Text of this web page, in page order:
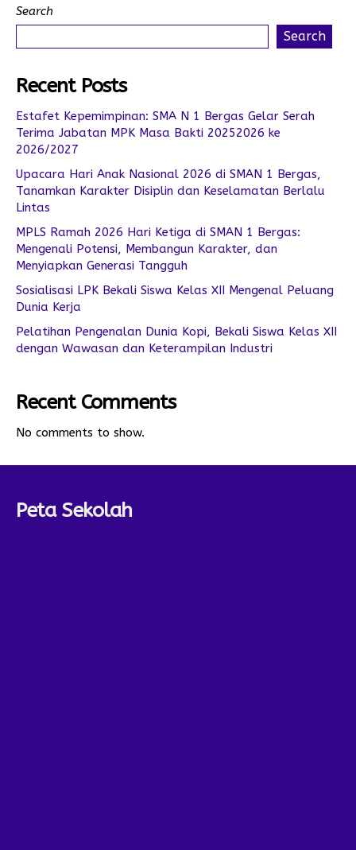
Search
Search
Recent Posts
Estafet Kepemimpinan: SMA N 1 Bergas Gelar Serah
Terima Jabatan MPK Masa Bakti 20252026 ke
2026/2027
Upacara Hari Anak Nasional 2026 di SMAN 1 Bergas,
Tanamkan Karakter Disiplin dan Keselamatan Berlalu
Lintas
MPLS Ramah 2026 Hari Ketiga di SMAN 1 Bergas:
Mengenali Potensi, Membangun Karakter, dan
Menyiapkan Generasi Tangguh
Sosialisasi LPK Bekali Siswa Kelas XII Mengenal Peluang
Dunia Kerja
Pelatihan Pengenalan Dunia Kopi, Bekali Siswa Kelas XII
dengan Wawasan dan Keterampilan Industri
Recent Comments
No comments to show.
Peta Sekolah